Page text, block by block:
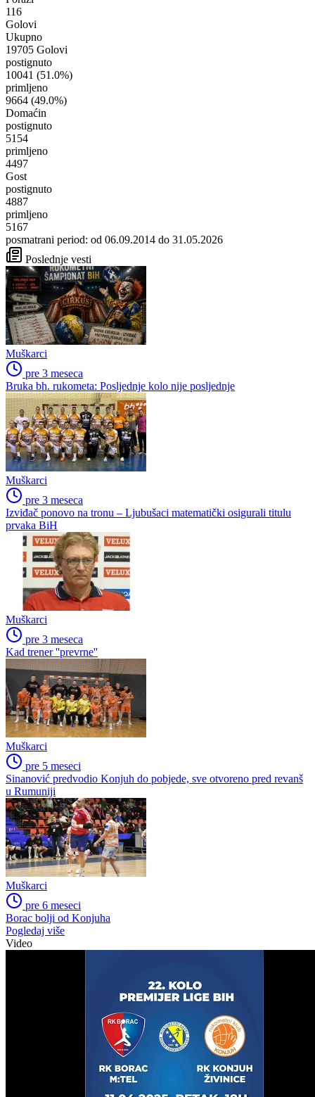
116
Golovi
Ukupno
19705 Golovi
postignuto
10041 (51.0%)
primljeno
9664 (49.0%)
Domaćin
postignuto
5154
primljeno
4497
Gost
postignuto
4887
primljeno
5167
posmatrani period: od 06.09.2014 do 31.05.2026
Poslednje vesti
Muškarci
pre 3 meseca
Bruka bh. rukometa: Posljednje kolo nije posljednje
Muškarci
pre 3 meseca
Izviđač ponovo na tronu – Ljubušaci matematički osigurali titulu
prvaka BiH
Muškarci
pre 3 meseca
Kad trener ''prevrne''
Muškarci
pre 5 meseci
Sinanović predvodio Konjuh do pobjede, sve otvoreno pred revanš
u Rumuniji
Muškarci
pre 6 meseci
Borac bolji od Konjuha
Pogledaj više
Video